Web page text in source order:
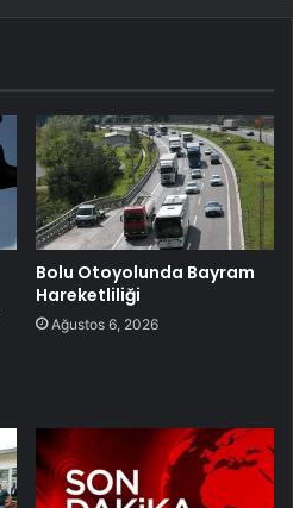
Bolu Otoyolunda Bayram
Hareketliliği
Ağustos 6, 2026